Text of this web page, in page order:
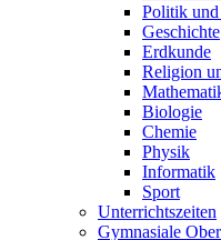
Politik
Geschichte
Erdkunde
Religion
Biologie
Chemie
Physik
Informatik
Sport
Unterrichtszeiten
Gymnasiale